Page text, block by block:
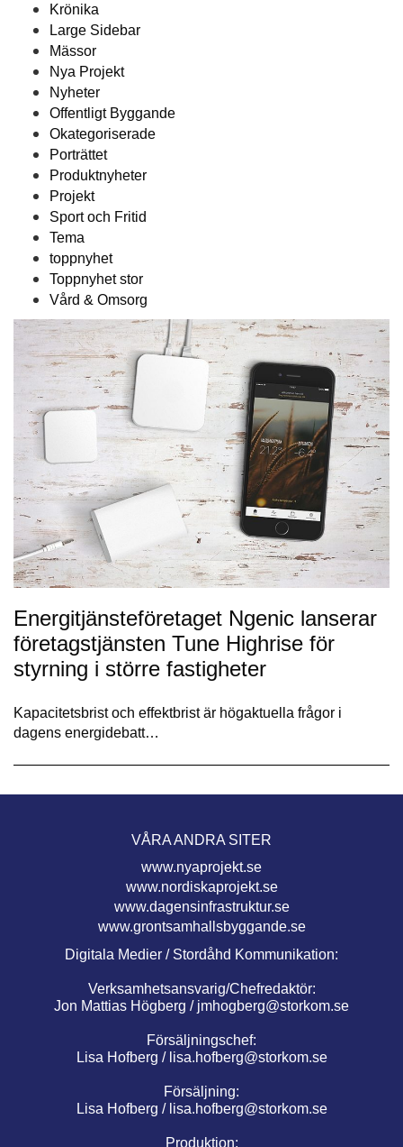
Krönika
Large Sidebar
Mässor
Nya Projekt
Nyheter
Offentligt Byggande
Okategoriserade
Porträttet
Produktnyheter
Projekt
Sport och Fritid
Tema
toppnyhet
Toppnyhet stor
Vård & Omsorg
Energitjänsteföretaget Ngenic lanserar
företagstjänsten Tune Highrise för
styrning i större fastigheter
Kapacitetsbrist och effektbrist är högaktuella frågor i
dagens energidebatt…
VÅRA ANDRA SITER
www.nyaprojekt.se
www.nordiskaprojekt.se
www.dagensinfrastruktur.se
www.grontsamhallsbyggande.se
Digitala Medier / Stordåhd Kommunikation:
Verksamhetsansvarig/Chefredaktör:
Jon Mattias Högberg / jmhogberg@storkom.se
Försäljningschef:
Lisa Hofberg / lisa.hofberg@storkom.se
Försäljning:
Lisa Hofberg / lisa.hofberg@storkom.se
Produktion: